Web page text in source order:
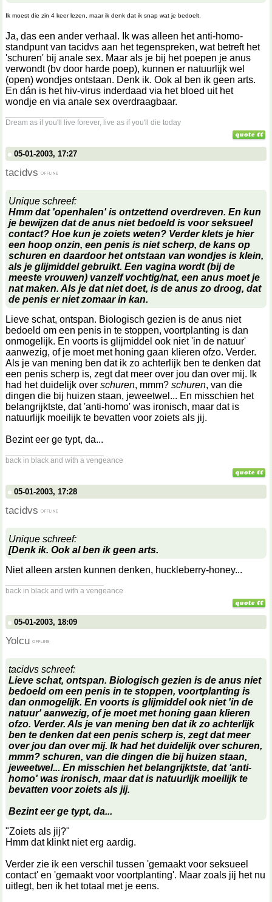
Ik moest die zin 4 keer lezen, maar ik denk dat ik snap wat je bedoelt.
Ja, das een ander verhaal. Ik was alleen het anti-homo-
standpunt van tacidvs aan het tegenspreken, wat betreft het
'schuren' bij anale sex. Maar als je bij het poepen je anus
verwondt (bv door harde poep), kunnen er natuurlijk wel
(open) wondjes ontstaan. Denk ik. Ook al ben ik geen arts.
En dán is het hiv-virus inderdaad via het bloed uit het
wondje en via anale sex overdraagbaar.
Dream as if you'll live forever, live as if you'll die today
05-01-2003, 17:27
tacidvs
Unique schreef:
Hmm dat 'openhalen' is ontzettend overdreven. En kun
je bewijzen dat de anus niet bedoeld is voor seksueel
contact? Hoe kun je zoiets weten? Verder klets je hier
een hoop onzin, een penis is niet scherp, de kans op
schuren en daardoor het ontstaan van wondjes is klein,
als je glijmiddel gebruikt. Een vagina wordt (bij de
meeste vrouwen) vanzelf vochtig/nat, een anus moet je
nat maken. Als je dat niet doet, is de anus zo droog, dat
de penis er niet zomaar in kan.
Lieve schat, ontspan. Biologisch gezien is de anus niet
bedoeld om een penis in te stoppen, voortplanting is dan
onmogelijk. En voorts is glijmiddel ook niet 'in de natuur'
aanwezig, of je moet met honing gaan klieren ofzo. Verder.
Als je van mening ben dat ik zo achterlijk ben te denken dat
een penis scherp is, zegt dat meer over jou dan over mij. Ik
had het duidelijk over schuren, mmm? schuren, van die
dingen die bij huizen staan, jeweetwel... En misschien het
belangrijktste, dat 'anti-homo' was ironisch, maar dat is
natuurlijk moeilijk te bevatten voor zoiets als jij.
Bezint eer ge typt, da...
back in black and with a vengeance
05-01-2003, 17:28
tacidvs
Unique schreef:
[Denk ik. Ook al ben ik geen arts.
Niet alleen arsten kunnen denken, huckleberry-honey...
back in black and with a vengeance
05-01-2003, 18:09
Yolcu
tacidvs schreef:
Lieve schat, ontspan. Biologisch gezien is de anus niet
bedoeld om een penis in te stoppen, voortplanting is
dan onmogelijk. En voorts is glijmiddel ook niet 'in de
natuur' aanwezig, of je moet met honing gaan klieren
ofzo. Verder. Als je van mening ben dat ik zo achterlijk
ben te denken dat een penis scherp is, zegt dat meer
over jou dan over mij. Ik had het duidelijk overschuren,
mmm? schuren, van die dingen die bij huizen staan,
jeweetwel... En misschien het belangrijktste, dat 'anti-
homo' was ironisch, maar dat is natuurlijk moeilijk te
bevatten voor zoiets als jij.
Bezint eer ge typt, da...
"Zoiets als jij?"
Hmm dat klinkt niet erg aardig.
Verder zie ik een verschil tussen 'gemaakt voor seksueel
contact' en 'gemaakt voor voortplanting'. Maar zoals jij het nu
uitlegt, ben ik het totaal met je eens.